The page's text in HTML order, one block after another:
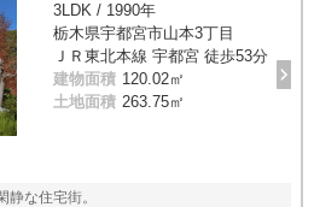
3LDK / 1990年
栃木県宇都宮市山本3丁目
ＪＲ東北本線 宇都宮 徒歩53分
建物面積 120.02㎡
土地面積 263.75㎡
な住宅街。